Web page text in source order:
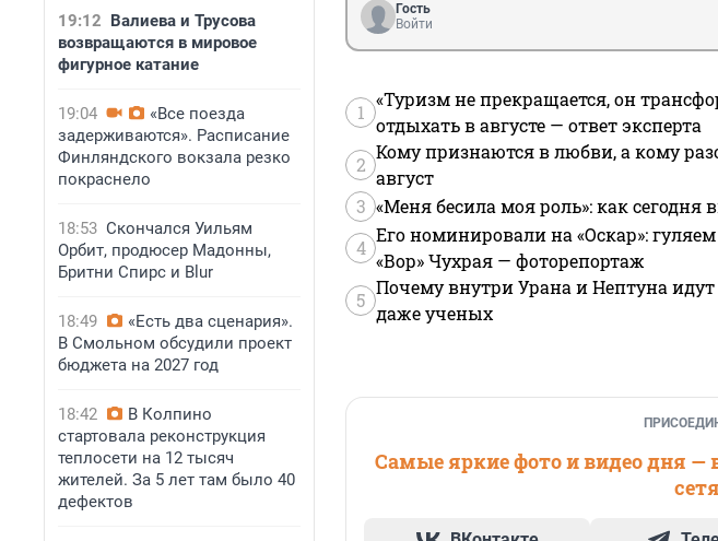
19:12 Валиева и Трусова
возвращаются в мировое
фигурное катание
19:04
«Все поезда
задерживаются». Расписание
Финляндского вокзала резко
покраснело
18:53 Скончался Уильям
Орбит, продюсер Мадонны,
Бритни Спирс и Blur
18:49
«Есть два сценария».
В Смольном обсудили проект
бюджета на 2027 год
18:42
В Колпино
стартовала реконструкция
теплосети на 12 тысяч
жителей. За 5 лет там было 40
дефектов
Гость
Войти
1
«Туризм не прекращается, он
отдыхать в августе — ответ эксперта
2
Кому признаются в любви, а кому
август
3 «Меня бесила моя роль»: как
4
Его номинировали на «Оскар»:
«Вор» Чухрая — фоторепортаж
5
Почему внутри Урана и Нептуна
даже ученых
Самые яркие фото и видео дня